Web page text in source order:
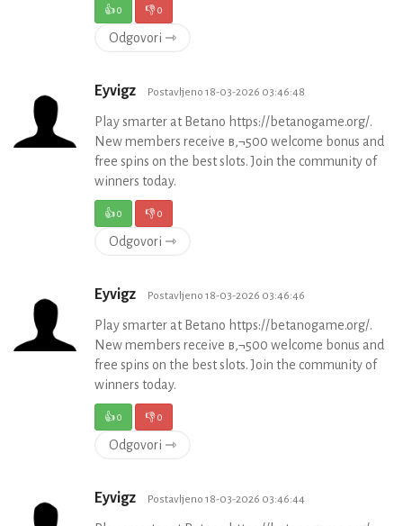
👍0 👎0
Odgovori ⇾
Eyvigz Postavljeno 18-03-2026 03:46:48
Play smarter at Betano https://betanogame.org/.
New members receive в‚¬500 welcome bonus and
free spins on the best slots. Join the community of
winners today.
👍0 👎0
Odgovori ⇾
Eyvigz Postavljeno 18-03-2026 03:46:46
Play smarter at Betano https://betanogame.org/.
New members receive в‚¬500 welcome bonus and
free spins on the best slots. Join the community of
winners today.
👍0 👎0
Odgovori ⇾
Eyvigz Postavljeno 18-03-2026 03:46:44